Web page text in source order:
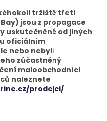
tržiště třetí
jsou z propagace
uskutečněné od jiných
oficiálním
nebo nebyli
zúčastněný
maloobchodníci
naleznete
prodejci/